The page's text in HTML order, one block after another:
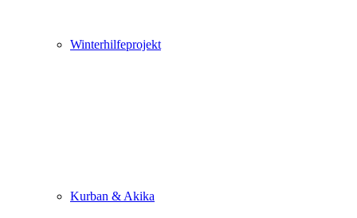
Winterhilfeprojekt
Kurban & Akika